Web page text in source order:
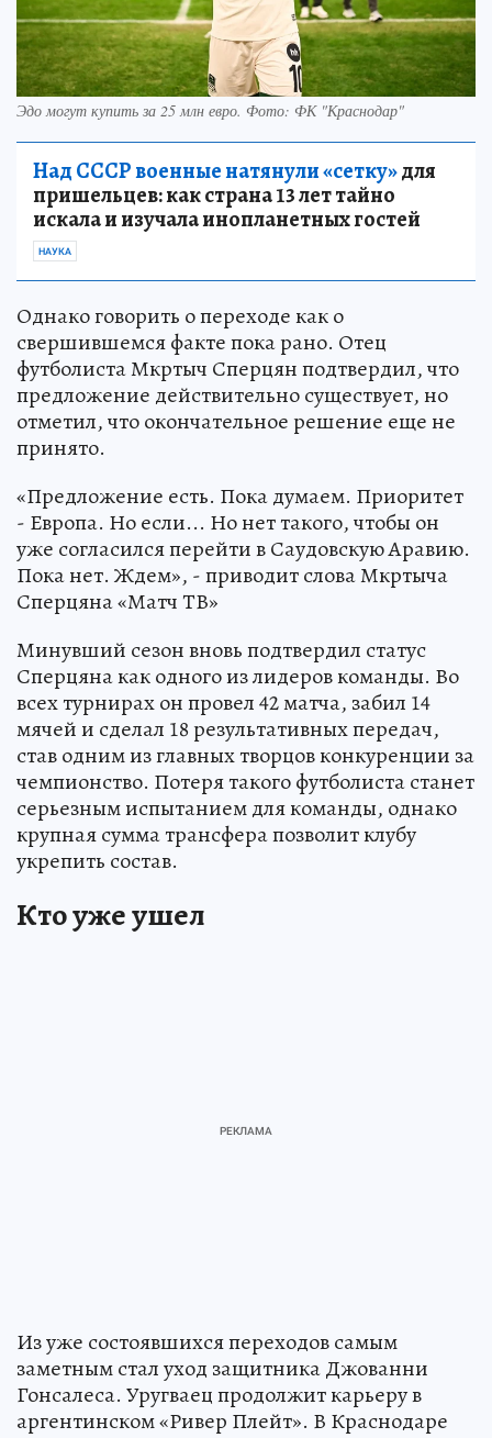
Эдо могут купить за 25 млн евро. Фото: ФК "Краснодар"
Над СССР военные натянули «сетку»для
пришельцев: как страна 13 лет тайно
искала и изучала инопланетных гостей
НАУКА
Однако говорить о переходе как о
свершившемся факте пока рано. Отец
футболиста Мкртыч Сперцян подтвердил, что
предложение действительно существует, но
отметил, что окончательное решение еще не
принято.
«Предложение есть. Пока думаем. Приоритет
- Европа. Но если... Но нет такого, чтобы он
уже согласился перейти в Саудовскую Аравию.
Пока нет. Ждем», - приводит слова Мкртыча
Сперцяна «Матч ТВ»
Минувший сезон вновь подтвердил статус
Сперцяна как одного из лидеров команды. Во
всех турнирах он провел 42 матча, забил 14
мячей и сделал 18 результативных передач,
став одним из главных творцов конкуренции за
чемпионство. Потеря такого футболиста станет
серьезным испытанием для команды, однако
крупная сумма трансфера позволит клубу
укрепить состав.
Кто уже ушел
Из уже состоявшихся переходов самым
заметным стал уход защитника Джованни
Гонсалеса. Уругваец продолжит карьеру в
аргентинском «Ривер Плейт». В Краснодаре